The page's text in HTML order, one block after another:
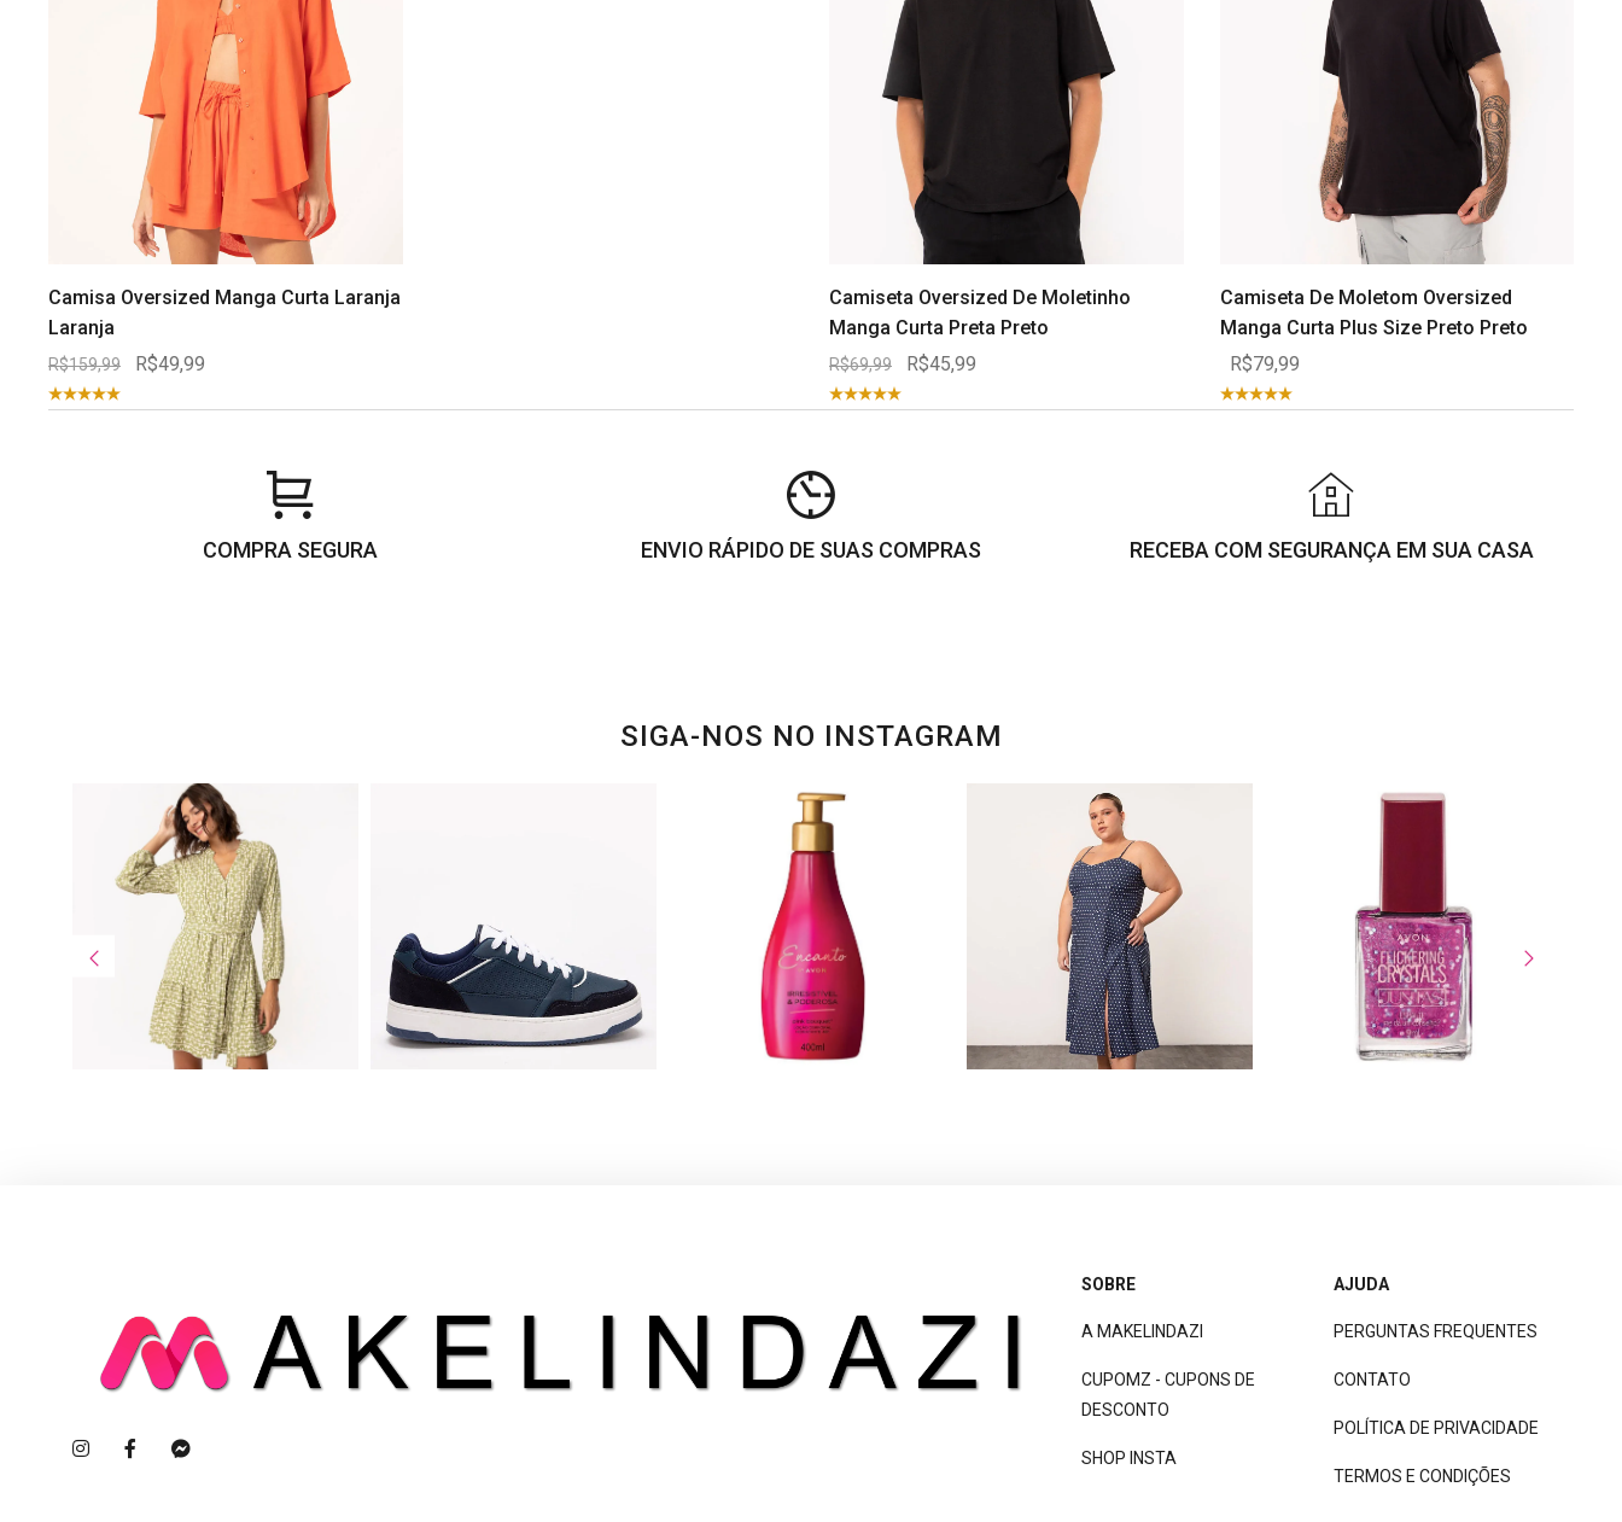
Camisa Oversized Manga Curta Laranja
Laranja
R$159,99 R$49,99
Camiseta Oversized De Moletinho
Manga Curta Preta Preto
R$69,99 R$45,99
Camiseta De Moletom Oversized
Manga Curta Plus Size Preto Preto
R$79,99
COMPRA SEGURA ENVIO RÁPIDO DE SUAS COMPRAS RECEBA COM SEGURANÇA EM SUA CASA
SIGA-NOS NO INSTAGRAM
SOBRE
A MAKELINDAZI
CUPOMZ - CUPONS DE
DESCONTO
SHOP INSTA
AJUDA
PERGUNTAS FREQUENTES
CONTATO
POLÍTICA DE PRIVACIDADE
TERMOS E CONDIÇÕES